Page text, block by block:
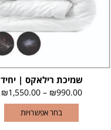
שמיכת רילאקס | יחיד
₪990.00
–
₪1,550.00
בחר אפשרויות